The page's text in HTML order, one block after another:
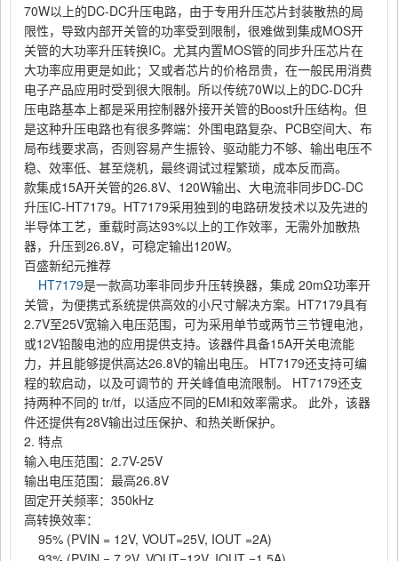
70W以上的DC-DC升压电路，由于专用升压芯片封装散热的局
限性，导致内部开关管的功率受到限制，很难做到集成MOS开
关管的大功率升压转换IC。尤其内置MOS管的同步升压芯片在
大功率应用更是如此；又或者芯片的价格昂贵，在一般民用消费
电子产品应用时受到很大限制。所以传统70W以上的DC-DC升
压电路基本上都是采用控制器外接开关管的Boost升压结构。但
是这种升压电路也有很多弊端：外围电路复杂、PCB空间大、布
局布线要求高，否则容易产生振铃、驱动能力不够、输出电压不
稳、效率低、甚至烧机，最终调试过程繁琐，成本反而高。
款集成15A开关管的26.8V、120W输出、大电流非同步DC-DC
升压IC-HT7179。HT7179采用独到的电路研发技术以及先进的
半导体工艺，重载时高达93%以上的工作效率，无需外加散热
器，升压到26.8V，可稳定输出120W。
百盛新纪元推荐
HT7179是一款高功率非同步升压转换器，集成 20mΩ功率开
关管，为便携式系统提供高效的小尺寸解决方案。HT7179具有
2.7V至25V宽输入电压范围，可为采用单节或两节三节锂电池，
或12V铅酸电池的应用提供支持。该器件具备15A开关电流能
力，并且能够提供高达26.8V的输出电压。 HT7179还支持可编
程的软启动，以及可调节的 开关峰值电流限制。 HT7179还支
持两种不同的 tr/tf，以适应不同的EMI和效率需求。 此外，该器
件还提供有28V输出过压保护、和热关断保护。
2. 特点
输入电压范围： 2.7V-25V
输出电压范围：最高26.8V
固定开关频率： 350kHz
高转换效率：
95% (PVIN = 12V, VOUT=25V, IOUT =2A)